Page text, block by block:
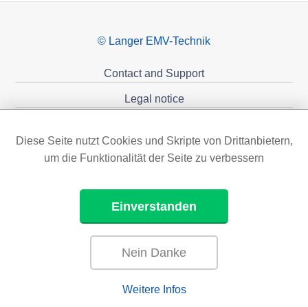
© Langer EMV-Technik
Contact and Support
Legal notice
Diese Seite nutzt Cookies und Skripte von Drittanbietern,
um die Funktionalität der Seite zu verbessern
Einverstanden
Nein Danke
Weitere Infos